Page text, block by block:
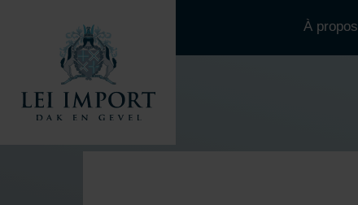
À propos